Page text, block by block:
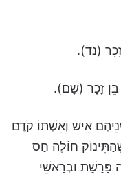
(נד).
בֵּן זָכָר (שָׁם).
אִישׁ וְאִשְׁתּוֹ קֹדֶם
חוֹלֶה חַס
פָּרָשַׁת וּבְרָאשֵׁי